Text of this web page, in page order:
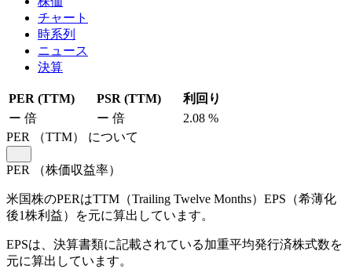
チャート
時系列
ニュース
決算
PER (TTM) PSR (TTM)
利回り
ー 倍 ー 倍 2.08 %
PER
（TTM） について
PER （株価収益率）
米国株のPERはTTM（Trailing Twelve Months）EPS（希薄化
後1株利益）を元に算出しています。
EPSは、決算書類に記載されている加重平均発行済株式数を
元に算出しています。